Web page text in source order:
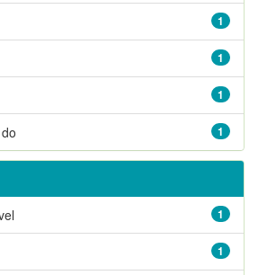
1
1
1
1
1
1